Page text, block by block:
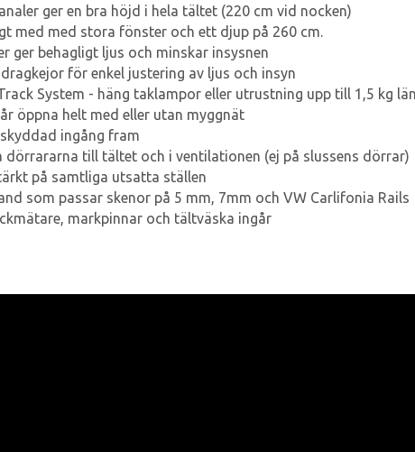
ger en bra höjd i hela tältet (220 cm vid nocken)
med med stora fönster och ett djup på 260 cm.
ger behagligt ljus och minskar insysnen
för enkel justering av ljus och insyn
System - häng taklampor eller utrustning upp till 1,5 kg
öppna helt med eller utan myggnät
ingång fram
dörrararna till tältet och i ventilationen (ej på slussens dörrar)
på samtliga utsatta ställen
som passar skenor på 5 mm, 7mm och VW Carlifonia Rails
markpinnar och tältväska ingår